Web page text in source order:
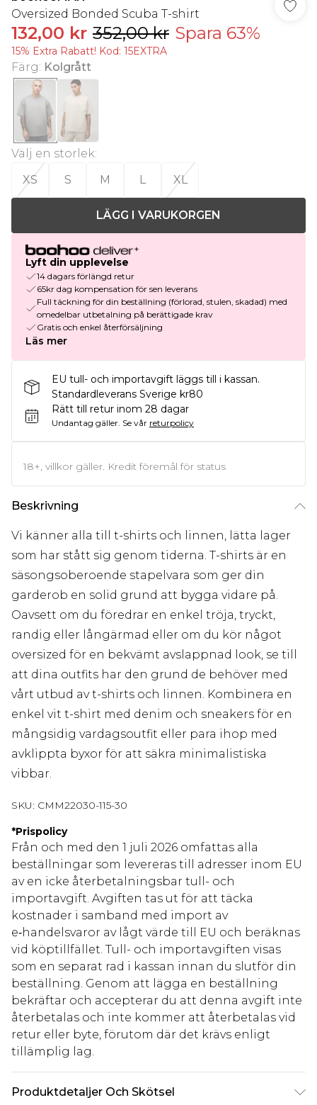
Oversized Bonded Scuba T-shirt
132,00 kr 352,00 kr Spara 63%
15% Extra Rabatt! Kod: 15EXTRA
Färg: Kolgrått
Välj en storlek:
XS
S M L XL
LÄGG I VARUKORGEN
Lyft din upplevelse
14 dagars förlängd retur
65kr dag kompensation för sen leverans
Full täckning för din beställning (förlorad, stulen, skadad) med
omedelbar utbetalning på berättigade krav
Gratis och enkel återförsäljning
Läs mer
EU tull- och importavgift läggs till i kassan.
Standardleverans Sverige kr80
Rätt till retur inom 28 dagar
Undantag gäller. Se vår returpolicy
18+, villkor gäller. Kredit föremål för status
Beskrivning
Vi känner alla till t-shirts och linnen, lätta lager
som har stått sig genom tiderna. T-shirts är en
säsongsoberoende stapelvara som ger din
garderob en solid grund att bygga vidare på.
Oavsett om du föredrar en enkel tröja, tryckt,
randig eller långärmad eller om du kör något
oversized för en bekvämt avslappnad look, se till
att dina outfits har den grund de behöver med
vårt utbud av t-shirts och linnen. Kombinera en
enkel vit t-shirt med denim och sneakers för en
mångsidig vardagsoutfit eller para ihop med
avklippta byxor för att säkra minimalistiska
vibbar.
SKU: CMM22030-115-30
*Prispolicy
Från och med den 1 juli 2026 omfattas alla
beställningar som levereras till adresser inom EU
av en icke återbetalningsbar tull- och
importavgift. Avgiften tas ut för att täcka
kostnader i samband med import av
e‑handelsvaror av lågt värde till EU och beräknas
vid köptillfället. Tull- och importavgiften visas
som en separat rad i kassan innan du slutför din
beställning. Genom att lägga en beställning
bekräftar och accepterar du att denna avgift inte
återbetalas och inte kommer att återbetalas vid
retur eller byte, förutom där det krävs enligt
tillämplig lag.
Produktdetaljer Och Skötsel